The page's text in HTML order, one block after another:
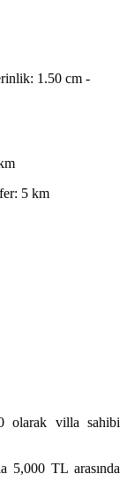
1.50 cm -
: 5 km
olarak villa sahibi
5,000 TL arasında